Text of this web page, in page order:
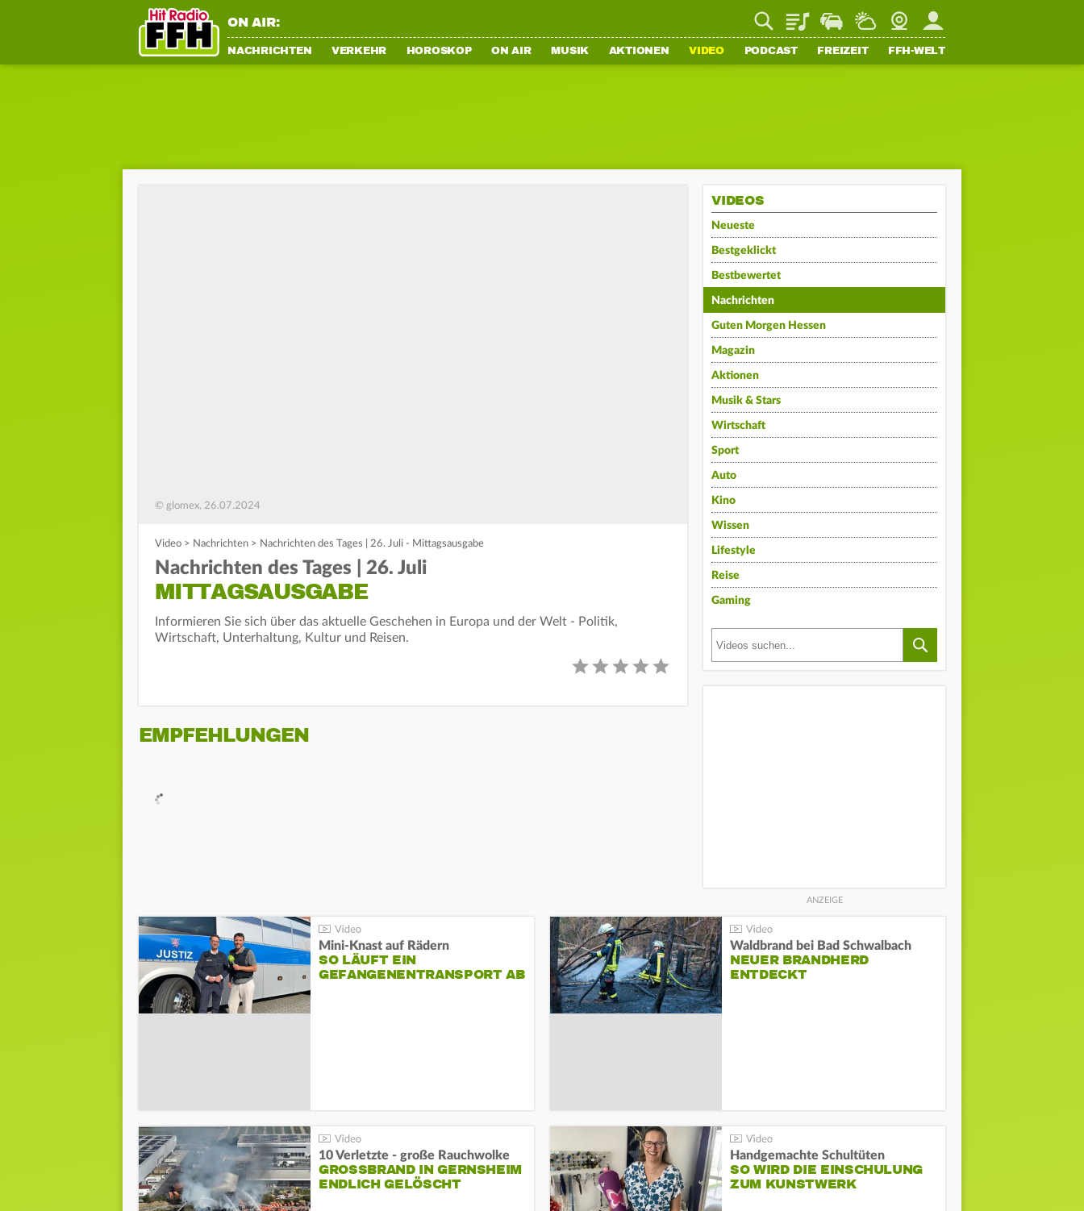
ON AIR: PlaylistStaupilotWetterWebcamMein FFH
NACHRICHTEN VERKEHR HOROSKOP ON AIR MUSIK AKTIONEN VIDEO PODCAST FREIZEIT FFH-WELT
© glomex, 26.07.2024
Video > Nachrichten > Nachrichten des Tages | 26. Juli - Mittagsausgabe
Nachrichten des Tages | 26. Juli
MITTAGSAUSGABE
Informieren Sie sich über das aktuelle Geschehen in Europa und der Welt - Politik,
Wirtschaft, Unterhaltung, Kultur und Reisen.
EMPFEHLUNGEN
VIDEOS
Neueste
Bestgeklickt
Bestbewertet
Nachrichten
Guten Morgen Hessen
Magazin
Aktionen
Musik & Stars
Wirtschaft
Sport
Auto
Kino
Wissen
Lifestyle
Reise
Gaming
Mini-Knast auf Rädern
SO LÄUFT EIN
GEFANGENENTRANSPORT AB
Waldbrand bei Bad Schwalbach
NEUER BRANDHERD
ENTDECKT
10 Verletzte - große Rauchwolke
GROSSBRAND IN GERNSHEIM E
NDLICH GELÖSCHT
Handgemachte Schultüten
SO WIRD DIE EINSCHULUNG
ZUM KUNSTWERK